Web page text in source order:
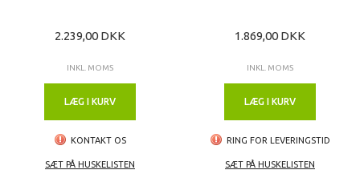
2.239,00 DKK
INKL. MOMS
LÆG I KURV
KONTAKT OS
SÆT PÅ HUSKELISTEN
1.869,00 DKK
INKL. MOMS
LÆG I KURV
RING FOR LEVERINGSTID
SÆT PÅ HUSKELISTEN